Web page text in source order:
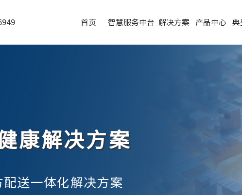
首页 智慧服务中台 解决方案 产品中心 典
康解决方案
送一体化解决方案